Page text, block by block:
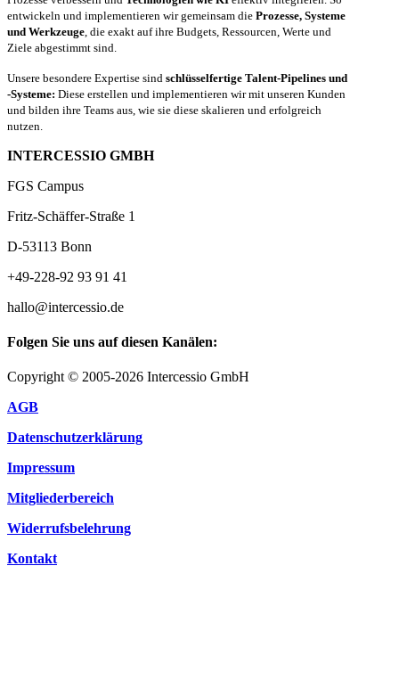
entwickeln und implementieren wir gemeinsam die Prozesse, Systeme
und Werkzeuge , die exakt auf ihre Budgets, Ressourcen, Werte und
Ziele abgestimmt sind.
Unsere besondere Expertise sind schlüsselfertige Talent-Pipelines und
-Systeme: Diese erstellen und implementieren wir mit unseren Kunden
und bilden ihre Teams aus, wie sie diese skalieren und erfolgreich
nutzen.
INTERCESSIO GMBH
FGS Campus
Fritz-Schäffer-Straße 1
D-53113 Bonn
+49-228-92 93 91 41
hallo@intercessio.de
Folgen Sie uns auf diesen Kanälen:
Copyright © 2005-2026 Intercessio GmbH
AGB
Datenschutzerklärung
Impressum
Mitgliederbereich
Widerrufsbelehrung
Kontakt